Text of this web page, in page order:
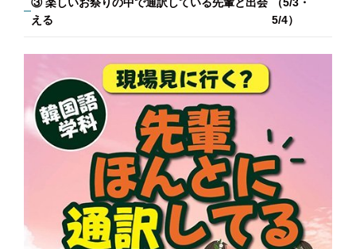
③ 楽しいお祭りの中で通訳している先輩と出会
える
（5/3・
5/4）